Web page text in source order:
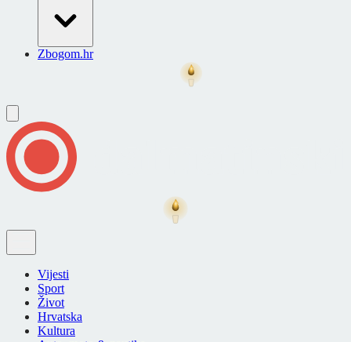
Zbogom.hr
Vijesti
Sport
Život
Hrvatska
Kultura